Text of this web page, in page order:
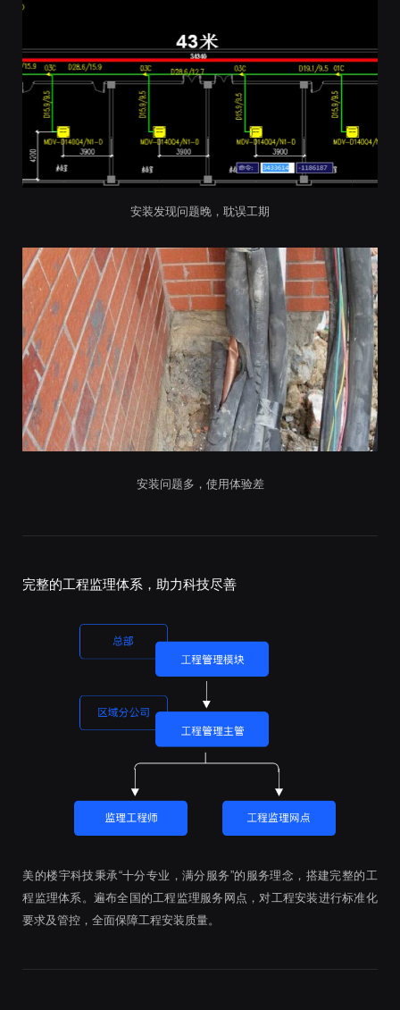
安装发现问题晚，耽误工期
安装问题多，使用体验差
完整的工程监理体系，助力科技尽善
美的楼宇科技秉承“十分专业，满分服务”的服务理念，搭建完整的工
程监理体系。遍布全国的工程监理服务网点，对工程安装进行标准化
要求及管控，全面保障工程安装质量。